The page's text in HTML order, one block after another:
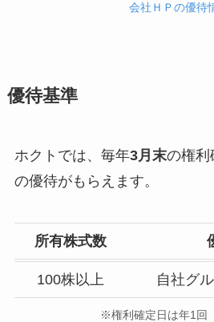
会社ＨＰの優待
優待基準
ホクトでは、毎年3月末の権利
の優待がもらえます。
所有株式数
100株以上 自社グ
※権利確定日は年1回